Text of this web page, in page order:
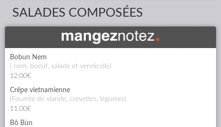
SALADES COMPOSÉES
Bobun Nem
{ nem, boeuf, salade et vermicelle)
12.00€
Crêpe vietnamienne
(fourrée de viande, crevettes, légumes)
11.00€
Bô Bùn